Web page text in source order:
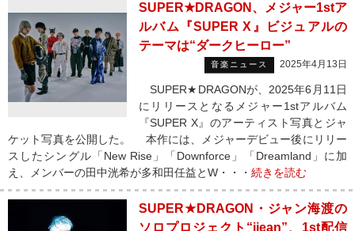
SUPER★DRAGON、メジャー1stア
ルバム『SUPER X』ビジュアルの
テーマは“ダークヒーロー”
音楽ニュース 2025年4月13日
SUPER★DRAGONが、2025年6月11日
にリリースとなるメジャー1stアルバム
『SUPER X』のアーティスト写真とジャ
ケット写真を公開した。 本作には、メジャーデビュー後にリリー
スしたシングル「New Rise」「Downforce」「Dreamland」に加
え、メンバーの田中洸希が多和田任益とW・・・ 続きを読む
SUPER★DRAGON・ジャン海渡の
ソロプロジェクト“jjean”、1st配信